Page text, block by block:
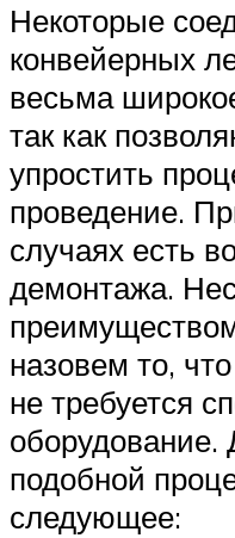
Некоторые
конвейерных
весьма
так как
упростить
проведение.
случаях есть
демонтажа.
назовем то,
не требуется
оборудование.
подобной
следующее: